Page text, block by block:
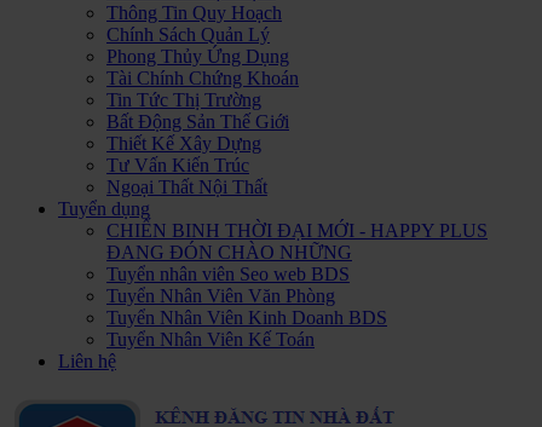
Thông Tin Quy Hoạch
Chính Sách Quản Lý
Phong Thủy Ứng Dụng
Tài Chính Chứng Khoán
Tin Tức Thị Trường
Bất Động Sản Thế Giới
Thiết Kế Xây Dựng
Tư Vấn Kiến Trúc
Ngoại Thất Nội Thất
Tuyển dụng
CHIẾN BINH THỜI ĐẠI MỚI - HAPPY PLUS
ĐANG ĐÓN CHÀO NHỮNG
Tuyển nhân viên Seo web BDS
Tuyển Nhân Viên Văn Phòng
Tuyển Nhân Viên Kinh Doanh BDS
Tuyển Nhân Viên Kế Toán
Liên hệ